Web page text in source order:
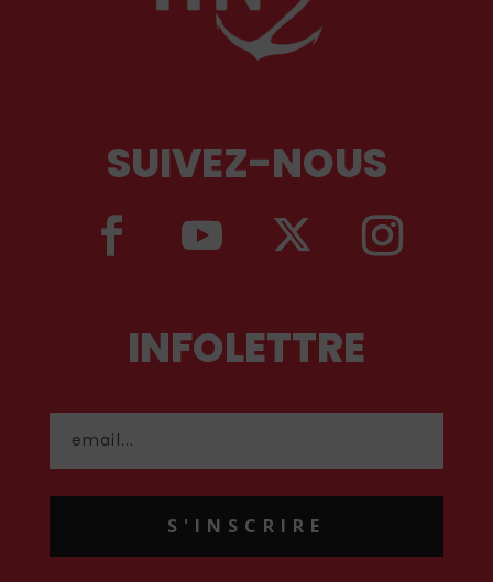
SUIVEZ-NOUS
INFOLETTRE
S'INSCRIRE